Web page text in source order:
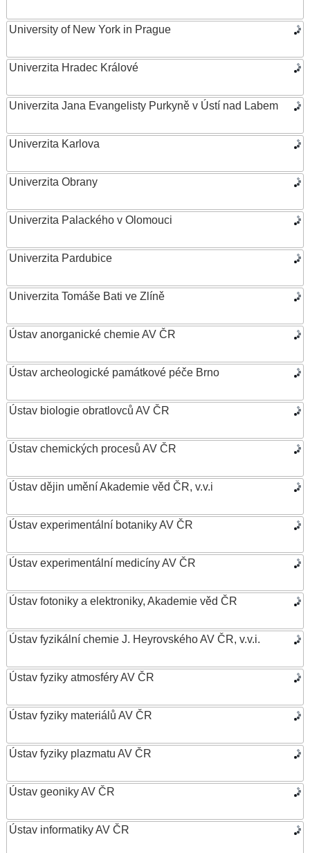
University of New York in Prague
Univerzita Hradec Králové
Univerzita Jana Evangelisty Purkyně v Ústí nad Labem
Univerzita Karlova
Univerzita Obrany
Univerzita Palackého v Olomouci
Univerzita Pardubice
Univerzita Tomáše Bati ve Zlíně
Ústav anorganické chemie AV ČR
Ústav archeologické památkové péče Brno
Ústav biologie obratlovců AV ČR
Ústav chemických procesů AV ČR
Ústav dějin umění Akademie věd ČR, v.v.i
Ústav experimentální botaniky AV ČR
Ústav experimentální medicíny AV ČR
Ústav fotoniky a elektroniky, Akademie věd ČR
Ústav fyzikální chemie J. Heyrovského AV ČR, v.v.i.
Ústav fyziky atmosféry AV ČR
Ústav fyziky materiálů AV ČR
Ústav fyziky plazmatu AV ČR
Ústav geoniky AV ČR
Ústav informatiky AV ČR